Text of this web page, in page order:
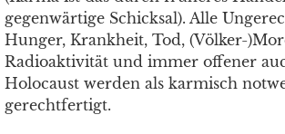
gegenwärtige Schicksal). Alle
Hunger, Krankheit, Tod, (Völker-
Radioaktivität und immer offener
Holocaust werden als karmisch
gerechtfertigt.